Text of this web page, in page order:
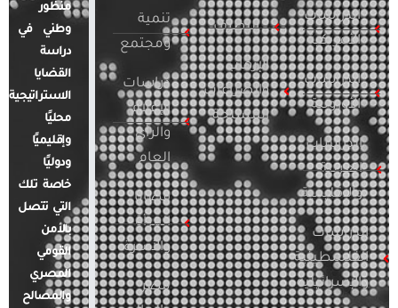
الدراسات
الأمريكية
الدراسات
الأوروبية
الدراسات
العربية
والإقليمية
الدراسات
الفلسطينية
والإسرائيلية
التطرف
الإرهاب
والصراعات
المسلحة
تنمية
ومجتمع
دراسات
الإعلام
والرأي
العام
قضايا
المرأة
والأسرة
مصر
منظور
وطني في
دراسة
القضايا
الاستراتيجية
محليًا
وإقليميًا
ودوليًا
خاصة تلك
التي تتصل
بالأمن
القومي
المصري
والمصالح